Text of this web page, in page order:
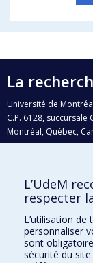
La
Université de
C.P. 6128, succursale
Montréal, Québec,
H3C 3J7
Qui fait quoi?
Nous trouver
Plan du site
L’UdeM
respecter
L’utilisation
personnaliser
sont
sécurité du